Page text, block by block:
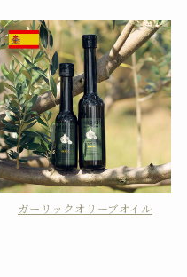
ガーリックオリーブオイル